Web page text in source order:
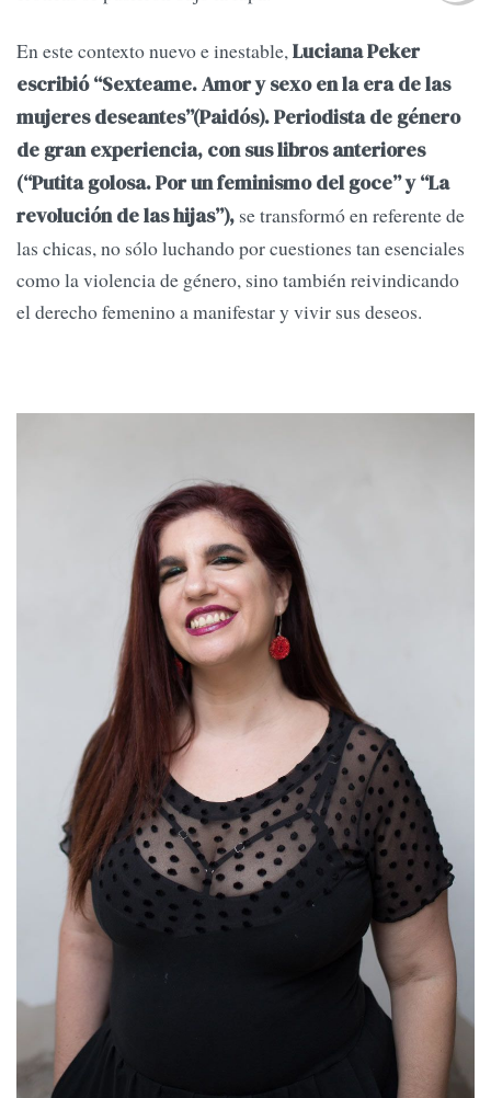
En este contexto nuevo e inestable,Luciana Peker
escribió “Sexteame. Amor y sexo en la era de las
mujeres deseantes”(Paidós). Periodista de género
de gran experiencia, con sus libros anteriores
(“Putita golosa. Por un feminismo del goce” y “La
revolución de las hijas”), se transformó en referente de
las chicas, no sólo luchando por cuestiones tan esenciales
como la violencia de género, sino también reivindicando
el derecho femenino a manifestar y vivir sus deseos.